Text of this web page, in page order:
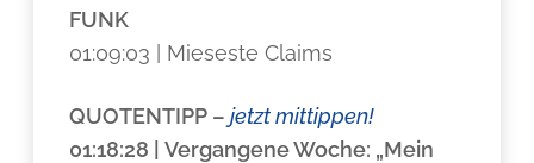
FUNK
01:09:03 | Mieseste Claims
QUOTENTIPP –jetzt mittippen!
01:18:28 | Vergangene Woche: „Mein